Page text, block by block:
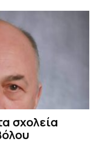
σχολεία